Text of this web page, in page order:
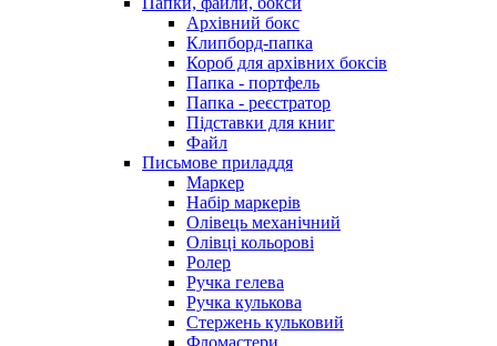
Архівний бокс
Клипборд-папка
Короб для архівних боксів
Папка - портфель
Папка - реєстратор
Підставки для книг
Файл
Письмове приладдя
Маркер
Набір маркерів
Олівець механічний
Олівці кольорові
Ролер
Ручка гелева
Ручка кулькова
Стержень кульковий
Фломастери